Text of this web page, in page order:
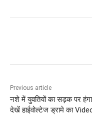
Previous article
नशे में युवतियों का सड़क पर
देखें हाईवोल्टेज ड्रामे का